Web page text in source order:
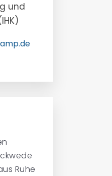
und
Ruhe